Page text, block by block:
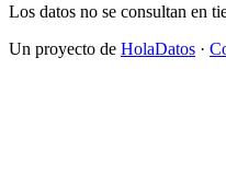
Los datos no se consultan en
Un proyecto de HolaDatos ·